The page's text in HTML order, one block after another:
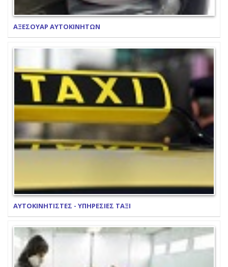
ΑΞΕΣΟΥΑΡ ΑΥΤΟΚΙΝΗΤΩΝ
ΑΥΤΟΚΙΝΗΤΙΣΤΕΣ - ΥΠΗΡΕΣΙΕΣ ΤΑΞΙ